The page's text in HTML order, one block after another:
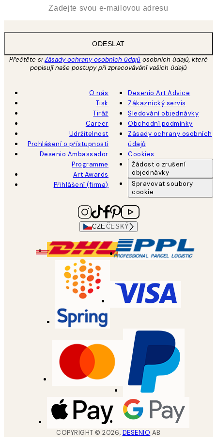
ODESLAT
Přečtěte siZásady ochrany osobních údajů osobních údajů, které
popisují naše postupy při zpracovávání vašich údajů
O nás
Tisk
Tiráž
Career
Udržitelnost
Prohlášení o přístupnosti
Desenio Ambassador
Programme
Art Awards
Přihlášení (firma)
Desenio Art Advice
Zákaznický servis
Sledování objednávky
Obchodní podmínky
Zásady ochrany osobních
údajů
Cookies
Žádost o zrušení
objednávky
Spravovat soubory
cookie
CZEČESKÝ
COPYRIGHT ©2026, DESENIO AB